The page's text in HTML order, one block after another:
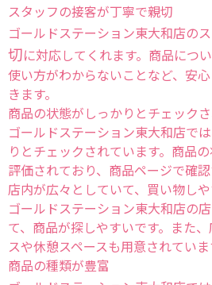
スタッフの接客が丁寧で親切
ゴールドステーション東大和店のス
切に対応してくれます。商品につ
使い方がわからないことなど、安
きます。
商品の状態がしっかりとチェック
ゴールドステーション東大和店で
りとチェックされています。商品
評価されており、商品ページで確認
店内が広々としていて、買い物し
ゴールドステーション東大和店の
て、商品が探しやすいです。また
スや休憩スペースも用意されていま
商品の種類が豊富